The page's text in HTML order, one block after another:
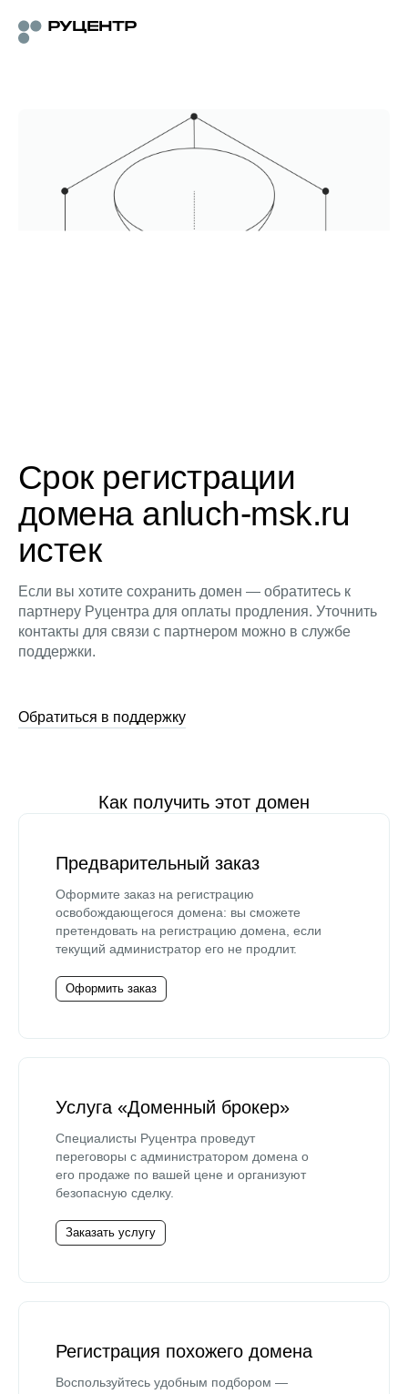
Срок регистрации
домена anluch-msk.ru
истек
Если вы хотите сохранить домен — обратитесь к
партнеру Руцентра для оплаты продления. Уточнить
контакты для связи с партнером можно в службе
поддержки.
Обратиться в поддержку
Как получить этот домен
Предварительный заказ
Оформите заказ на регистрацию
освобождающегося домена: вы сможете
претендовать на регистрацию домена, если
текущий администратор его не продлит.
Оформить заказ
Услуга «Доменный брокер»
Специалисты Руцентра проведут
переговоры с администратором домена о
его продаже по вашей цене и организуют
безопасную сделку.
Заказать услугу
Регистрация похожего домена
Воспользуйтесь удобным подбором —